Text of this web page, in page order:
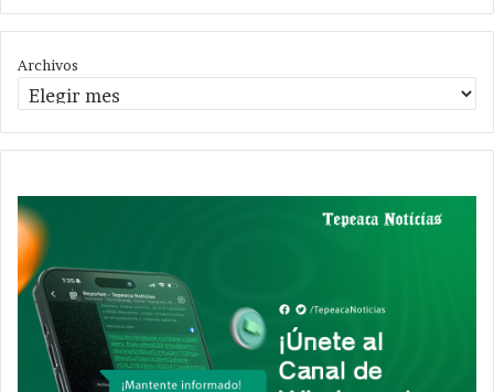
Archivos